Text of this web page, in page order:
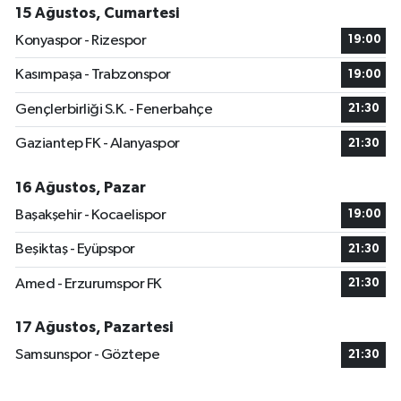
15 Ağustos, Cumartesi
Konyaspor - Rizespor
19:00
Kasımpaşa - Trabzonspor 19:00
Gençlerbirliği S.K. - Fenerbahçe 21:30
Gaziantep FK - Alanyaspor 21:30
16 Ağustos, Pazar
Başakşehir - Kocaelispor
19:00
Beşiktaş - Eyüpspor 21:30
Amed - Erzurumspor FK 21:30
17 Ağustos, Pazartesi
Samsunspor - Göztepe
21:30